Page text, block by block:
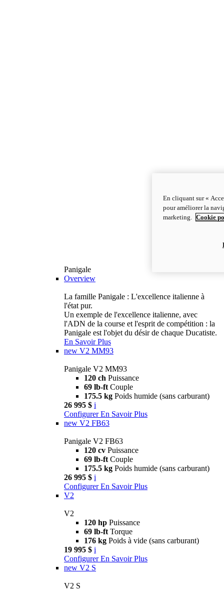
Panigale
Overview
La famille Panigale : L'excellence italienne à
l'état pur.
Un exemple de l'excellence italienne, avec
l'ADN de la course et l'esprit de compétition : la
Panigale est l'objet du désir de chaque Ducatiste.
En Savoir Plus
new V2 MM93
Panigale V2 MM93
120 ch Puissance
69 lb-ft Couple
175.5 kg Poids humide (sans carburant)
26 995 $ i
Configurer En Savoir Plus
new V2 FB63
Panigale V2 FB63
120 cv Puissance
69 lb-ft Couple
175.5 kg Poids humide (sans carburant)
26 995 $ i
Configurer En Savoir Plus
V2
V2
120 hp Puissance
69 lb-ft Torque
176 kg Poids à vide (sans carburant)
19 995 $ i
Configurer En Savoir Plus
new V2 S
V2 S
En cliquant sur «
pour améliorer la
marketing.
Cookie